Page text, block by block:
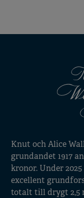
Knut och Alice
grundandet 1917
kronor. Under
excellent
totalt till drygt 2,5